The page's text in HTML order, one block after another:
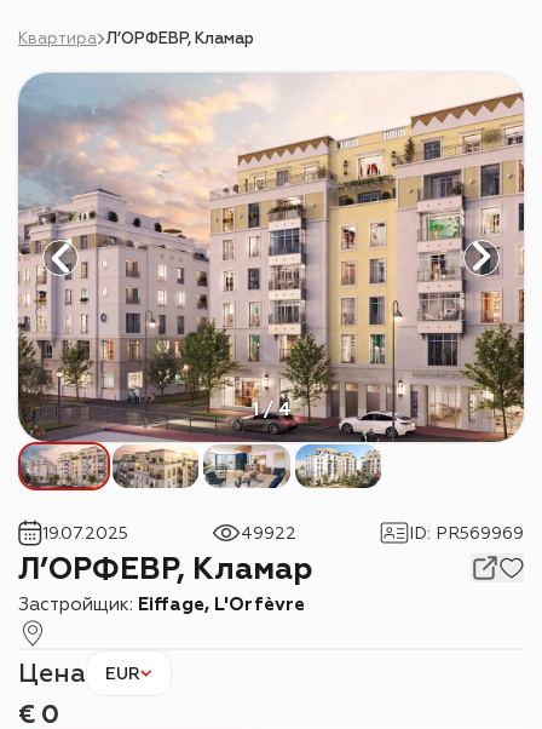
Квартира Л’ОРФЕВР, Кламар
1 / 4
Л’ОРФЕВР, Кламар
Застройщик: Eiffage, L'Orfèvre
19.07.2025 49922 ID: PR569969
Цена EUR
€ 0